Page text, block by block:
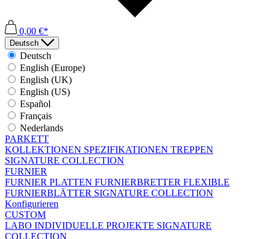
0,00 €*
Deutsch
Deutsch
English (Europe)
English (UK)
English (US)
Español
Français
Nederlands
PARKETT
KOLLEKTIONEN SPEZIFIKATIONEN TREPPEN
SIGNATURE COLLECTION
FURNIER
FURNIER PLATTEN FURNIERBRETTER FLEXIBLE
FURNIERBLÄTTER SIGNATURE COLLECTION
Konfigurieren
CUSTOM
LABO INDIVIDUELLE PROJEKTE SIGNATURE
COLLECTION